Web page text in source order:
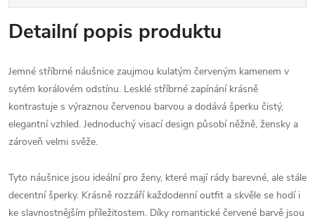
Detailní popis produktu
Jemné stříbrné náušnice zaujmou kulatým červeným kamenem v
sytém korálovém odstínu. Lesklé stříbrné zapínání krásně
kontrastuje s výraznou červenou barvou a dodává šperku čistý,
elegantní vzhled. Jednoduchý visací design působí něžně, žensky a
zároveň velmi svěže.
Tyto náušnice jsou ideální pro ženy, které mají rády barevné, ale stále
decentní šperky. Krásně rozzáří každodenní outfit a skvěle se hodí i
ke slavnostnějším příležitostem. Díky romantické červené barvě jsou